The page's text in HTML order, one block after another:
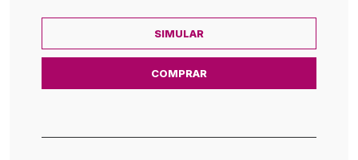
SIMULAR
COMPRAR